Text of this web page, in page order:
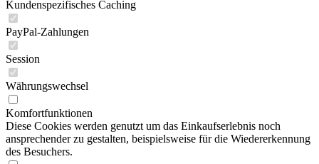
Kundenspezifisches Caching
PayPal-Zahlungen
Session
Währungswechsel
Komfortfunktionen
Diese Cookies werden genutzt um das Einkaufserlebnis noch
ansprechender zu gestalten, beispielsweise für die Wiedererkennung
des Besuchers.